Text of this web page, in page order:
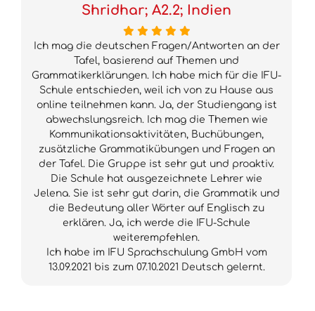
Shridhar; A2.2; Indien
Ich mag die deutschen Fragen/Antworten an der
Tafel, basierend auf Themen und
Grammatikerklärungen. Ich habe mich für die IFU-
Schule entschieden, weil ich von zu Hause aus
online teilnehmen kann. Ja, der Studiengang ist
abwechslungsreich. Ich mag die Themen wie
Kommunikationsaktivitäten, Buchübungen,
zusätzliche Grammatikübungen und Fragen an
der Tafel. Die Gruppe ist sehr gut und proaktiv.
Die Schule hat ausgezeichnete Lehrer wie
Jelena. Sie ist sehr gut darin, die Grammatik und
die Bedeutung aller Wörter auf Englisch zu
erklären. Ja, ich werde die IFU-Schule
weiterempfehlen.
Ich habe im IFU Sprachschulung GmbH vom
13.09.2021 bis zum 07.10.2021 Deutsch gelernt.